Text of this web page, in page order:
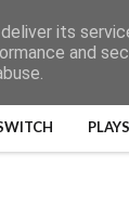
its
and